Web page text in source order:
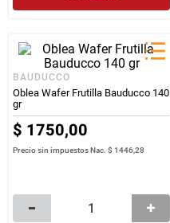
BAUDUCCO
Oblea Wafer Frutilla Bauducco 140
gr
$ 1750,00
Precio sin impuestos Nac.$ 1446,28